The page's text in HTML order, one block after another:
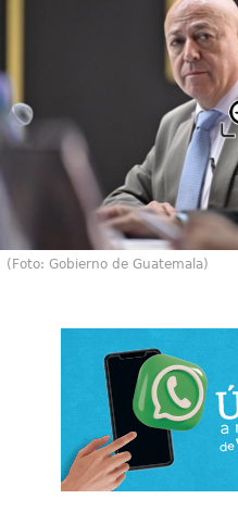
(Foto: Gobierno de Guatemala)